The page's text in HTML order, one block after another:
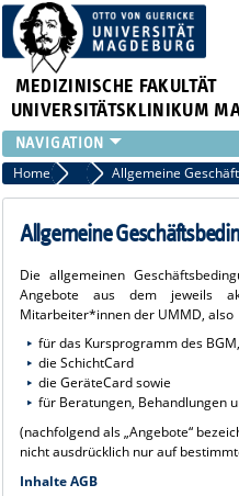
MEDIZINISCHE FAKULTÄT
UNIVERSITÄTSKLINIKUM
INSTITUTE
KLINIKEN
ZENTRALE EINRICHTUNGEN
PRESSE
ÜBER UNS
INTERNATIONAL
INTRANET
Home AGB &Allgemeine
Allgemeine
Die allgemeinen
Angebote aus dem jeweils
Mitarbeiter*innen der UMMD, also
für das Kursprogramm des BGM,
die SchichtCard
die GeräteCard sowie
für Beratungen, Behandlungen
(nachfolgend als „Angebote“
nicht ausdrücklich nur auf
Inhalte AGB